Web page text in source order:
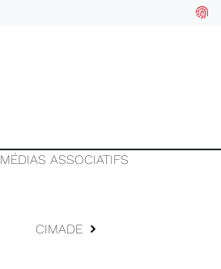
MÉDIAS ASSOCIATIFS
CIMADE